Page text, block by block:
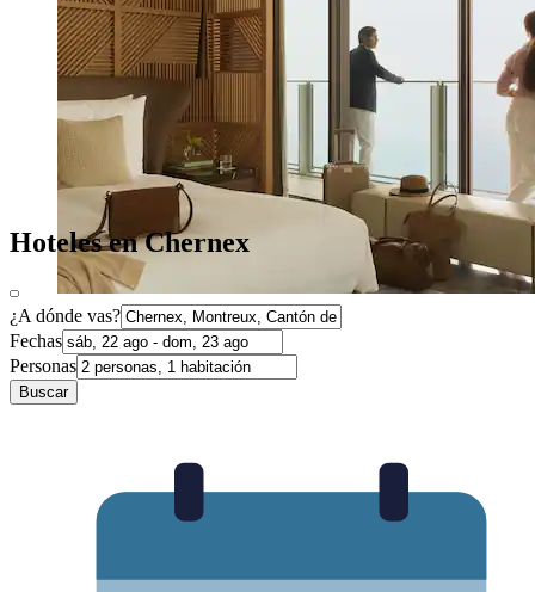
Hoteles en Chernex
¿A dónde vas?
Fechas
Personas
Buscar